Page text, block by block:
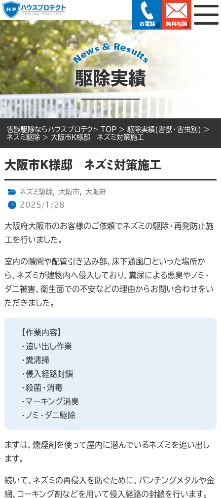
駆除実績
害獣駆除ならハウスプロテクト TOP > 駆除実績(害獣・害虫別) >
ネズミ駆除 > 大阪市K様邸 ネズミ対策施工
大阪市K様邸 ネズミ対策施工
ネズミ駆除, 大阪市,
大阪府
2025/1/28
大阪府大阪市のお客様のご依頼でネズミの駆除・再発防止施
工を行いました。
室内の隙間や配管引き込み部、床下通風口といった場所か
ら、ネズミが建物内へ侵入しており、糞尿による悪臭やノミ・
ダニ被害、衛生面での不安などの理由からお問い合わせをい
ただきました。
【作業内容】
・追い出し作業
・糞清掃
・侵入経路封鎖
・殺菌・消毒
・マーキング消臭
・ノミ・ダニ駆除
まずは、燻煙剤を使って屋内に潜んでいるネズミを追い出し
ます。
続いて、ネズミの再侵入を防ぐために、パンチングメタルや金
網、コーキング剤などを用いて侵入経路の封鎖を行います。